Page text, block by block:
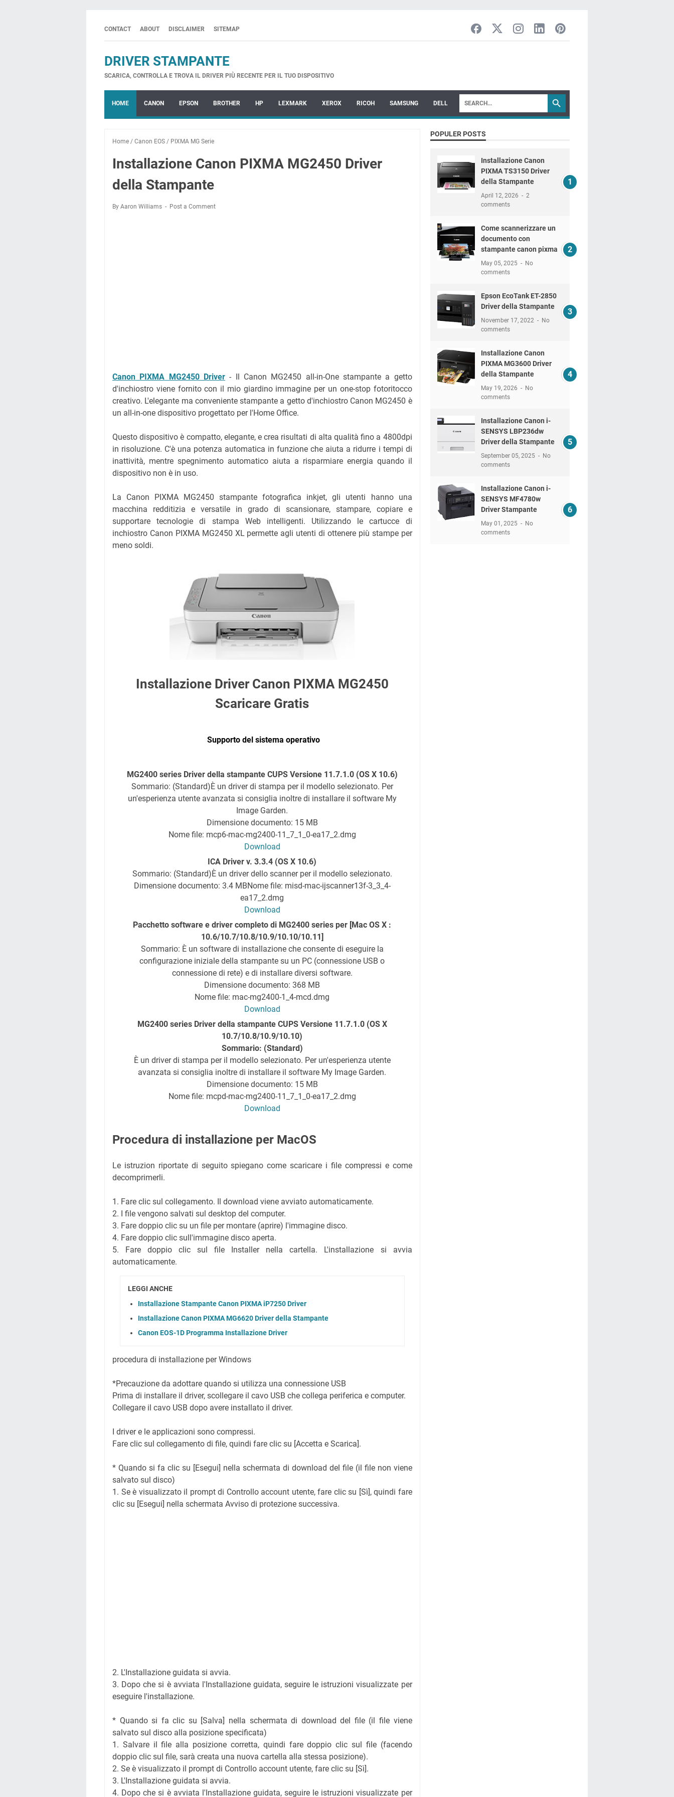
CONTACT ABOUT DISCLAIMER SITEMAP
DRIVER STAMPANTE
SCARICA, CONTROLLA E TROVA IL DRIVER PIÙ RECENTE PER IL TUO DISPOSITIVO
HOME CANON EPSON BROTHER HP LEXMARK XEROX RICOH SAMSUNG DELL
Home / Canon EOS / PIXMA MG Serie
Installazione Canon PIXMA MG2450 Driver
della Stampante
By Aaron Williams Post a Comment
Canon PIXMA MG2450 Driver- Il Canon MG2450 all-in-One stampante a getto
d'inchiostro viene fornito con il mio giardino immagine per un one-stop fotoritocco
creativo. L'elegante ma conveniente stampante a getto d'inchiostro Canon MG2450 è
un all-in-one dispositivo progettato per l'Home Office.
Questo dispositivo è compatto, elegante, e crea risultati di alta qualità fino a 4800dpi
in risoluzione. C'è una potenza automatica in funzione che aiuta a ridurre i tempi di
inattività, mentre spegnimento automatico aiuta a risparmiare energia quando il
dispositivo non è in uso.
La Canon PIXMA MG2450 stampante fotografica inkjet, gli utenti hanno una
macchina redditizia e versatile in grado di scansionare, stampare, copiare e
supportare tecnologie di stampa Web intelligenti. Utilizzando le cartucce di
inchiostro Canon PIXMA MG2450 XL permette agli utenti di ottenere più stampe per
meno soldi.
Installazione Driver Canon PIXMA MG2450
Scaricare Gratis
Supporto del sistema operativo
MG2400 series Driver della stampante CUPS Versione 11.7.1.0 (OS X 10.6)
Sommario: (Standard)È un driver di stampa per il modello selezionato. Per
un'esperienza utente avanzata si consiglia inoltre di installare il software My
Image Garden.
Dimensione documento: 15 MB
Nome file: mcp6-mac-mg2400-11_7_1_0-ea17_2.dmg
Download
ICA Driver v. 3.3.4 (OS X 10.6)
Sommario: (Standard)È un driver dello scanner per il modello selezionato.
Dimensione documento: 3.4 MBNome file: misd-mac-ijscanner13f-3_3_4-
ea17_2.dmg
Download
Pacchetto software e driver completo di MG2400 series per [Mac OS X :
10.6/10.7/10.8/10.9/10.10/10.11]
Sommario: È un software di installazione che consente di eseguire la
configurazione iniziale della stampante su un PC (connessione USB o
connessione di rete) e di installare diversi software.
Dimensione documento: 368 MB
Nome file: mac-mg2400-1_4-mcd.dmg
Download
MG2400 series Driver della stampante CUPS Versione 11.7.1.0 (OS X
10.7/10.8/10.9/10.10)
Sommario: (Standard)
È un driver di stampa per il modello selezionato. Per un'esperienza utente
avanzata si consiglia inoltre di installare il software My Image Garden.
Dimensione documento: 15 MB
Nome file: mcpd-mac-mg2400-11_7_1_0-ea17_2.dmg
Download
Procedura di installazione per MacOS
Le istruzion riportate di seguito spiegano come scaricare i file compressi e come
decomprimerli.
1. Fare clic sul collegamento. Il download viene avviato automaticamente.
2. I file vengono salvati sul desktop del computer.
3. Fare doppio clic su un file per montare (aprire) l'immagine disco.
4. Fare doppio clic sull'immagine disco aperta.
5. Fare doppio clic sul file Installer nella cartella. L'installazione si avvia
automaticamente.
LEGGI ANCHE
Installazione Stampante Canon PIXMA iP7250 Driver
Installazione Canon PIXMA MG6620 Driver della Stampante
Canon EOS-1D Programma Installazione Driver
procedura di installazione per Windows
*Precauzione da adottare quando si utilizza una connessione USB
Prima di installare il driver, scollegare il cavo USB che collega periferica e computer.
Collegare il cavo USB dopo avere installato il driver.
I driver e le applicazioni sono compressi.
Fare clic sul collegamento di file, quindi fare clic su [Accetta e Scarica].
* Quando si fa clic su [Esegui] nella schermata di download del file (il file non viene
salvato sul disco)
1. Se è visualizzato il prompt di Controllo account utente, fare clic su [Sì], quindi fare
clic su [Esegui] nella schermata Avviso di protezione successiva.
2. L'Installazione guidata si avvia.
3. Dopo che si è avviata l'Installazione guidata, seguire le istruzioni visualizzate per
eseguire l'installazione.
* Quando si fa clic su [Salva] nella schermata di download del file (il file viene
salvato sul disco alla posizione specificata)
1. Salvare il file alla posizione corretta, quindi fare doppio clic sul file (facendo
doppio clic sul file, sarà creata una nuova cartella alla stessa posizione).
2. Se è visualizzato il prompt di Controllo account utente, fare clic su [Sì].
3. L'Installazione guidata si avvia.
4. Dopo che si è avviata l'Installazione guidata, seguire le istruzioni visualizzate per
POPULER POSTS
Installazione Canon
PIXMA TS3150 Driver
della Stampante
April 12, 2026
2
comments
Come scannerizzare un
documento con
stampante canon pixma
May 05, 2025
No
comments
Epson EcoTank ET-2850
Driver della Stampante
November 17, 2022
No
comments
Installazione Canon
PIXMA MG3600 Driver
della Stampante
May 19, 2026
No
comments
Installazione Canon i-
SENSYS LBP236dw
Driver della Stampante
September 05, 2025
No
comments
Installazione Canon i-
SENSYS MF4780w
Driver Stampante
May 01, 2025
No
comments